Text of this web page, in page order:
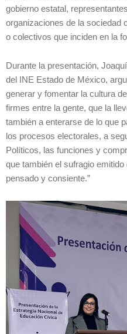
gobierno estatal,
organizaciones de la sociedad
o colectivos que inciden en la
Durante la presentación,
del INE Estado de México,
generar y fomentar la cultura
firmes entre la gente, que la
también a enterarse de lo que
los procesos electorales, a
Políticos, las funciones y
que también el sufragio
pensado y consiente.”